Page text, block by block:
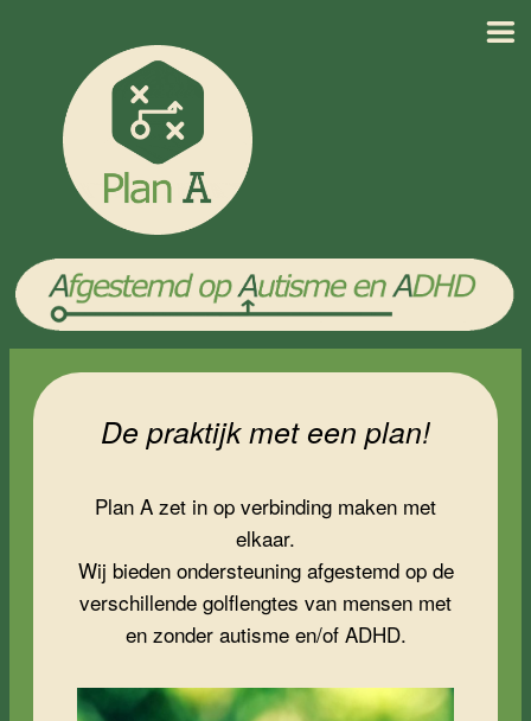
De praktijk met een plan!
Plan A zet in op verbinding maken met
elkaar.
Wij bieden ondersteuning afgestemd op de
verschillende golflengtes van mensen met
en zonder autisme en/of ADHD.